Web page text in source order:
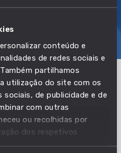
conteúdo e
de redes sociais e
partilhamos
utilização do site com os
de publicidade e de
com outras
ou recolhidas por
dos respetivos
TRANSIÇÕES
de engenhos
marítimo,
e de segurança